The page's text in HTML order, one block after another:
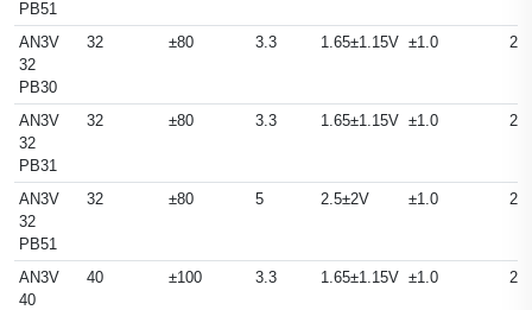
PB51
AN3V
32
PB30
32 ±80 3.3 1.65±1.15V ±1.0
AN3V
32
PB31
32 ±80 3.3 1.65±1.15V ±1.0
AN3V
32
PB51
32 ±80 5 2.5±2V ±1.0
AN3V
40
40 ±100 3.3 1.65±1.15V ±1.0